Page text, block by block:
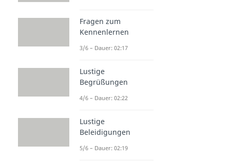
Fragen zum
Kennenlernen
3/6 – Dauer: 02:17
Lustige
Begrüßungen
4/6 – Dauer: 02:22
Lustige
Beleidigungen
5/6 – Dauer: 02:19